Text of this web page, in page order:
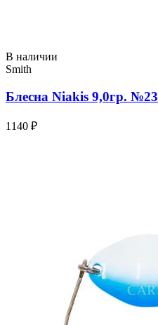
В наличии
Smith
Блесна Niakis 9,0гр. №23
1140 ₽